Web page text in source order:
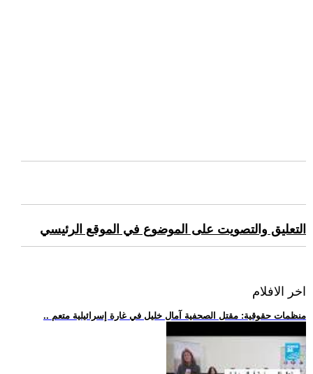
التعليق والتصويت على الموضوع في الموقع الرئيسي
اخر الافلام
.. منظمات حقوقية: مقتل الصحفية آمال خليل في غارة إسرائيلية متعم